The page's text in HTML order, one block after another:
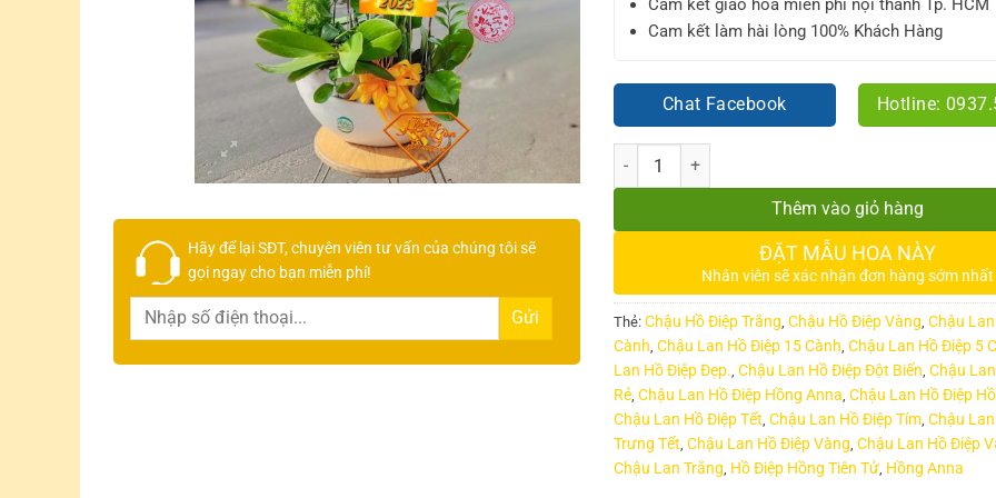
Hãy để lạiSĐT, chuyên viên tư vấn của chúng tôi sẽ
gọi ngay cho bạn miễn phí!
Cam kết giao hoa miễn phí nội thành Tp. HCM
Cam kết làm hài lòng 100% Khách Hàng
Chat Facebook Hotline:
Số lượng
Thêm vào giỏ hàng
ĐẶT MẪU HOA NÀY
Nhân viên sẽ xác nhận đơn hàng sớm nhất
Thẻ: Chậu Hồ Điệp Trắng, Chậu Hồ Điệp Vàng, Chậu
Cành, Chậu Lan Hồ Điệp 15 Cành, Chậu Lan Hồ Điệp 5
Lan Hồ Điệp Đẹp., Chậu Lan Hồ Điệp Đột Biến, Chậu
Rẻ, Chậu Lan Hồ Điệp Hồng Anna, Chậu Lan Hồ Điệp
Chậu Lan Hồ Điệp Tết, Chậu Lan Hồ Điệp Tím, Chậu
Trưng Tết, Chậu Lan Hồ Điệp Vàng, Chậu Lan Hồ Điệp
Chậu Lan Trắng, Hồ Điệp Hồng Tiên Tử, Hồng Anna